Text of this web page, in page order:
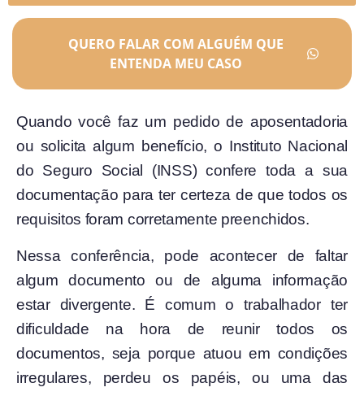
QUERO FALAR COM ALGUÉM QUE
ENTENDA MEU CASO
Quando você faz um pedido de aposentadoria
ou solicita algum benefício, o Instituto Nacional
do Seguro Social (INSS) confere toda a sua
documentação para ter certeza de que todos os
requisitos foram corretamente preenchidos.
Nessa conferência, pode acontecer de faltar
algum documento
ou de alguma informação
estar divergente. É comum o trabalhador ter
dificuldade na hora de reunir todos os
documentos, seja porque atuou em condições
irregulares, perdeu os papéis, ou uma das